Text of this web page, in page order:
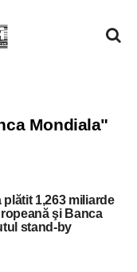
Mondiala"
plătit 1,263 miliarde
şi Banca
stand-by